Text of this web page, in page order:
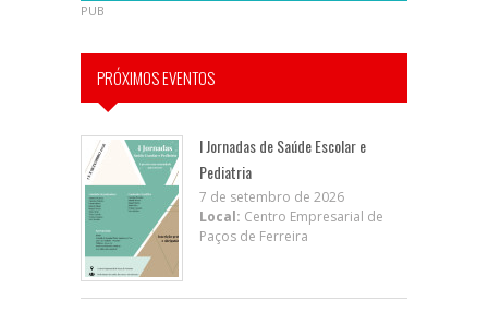
PUB
PRÓXIMOS EVENTOS
I Jornadas de Saúde Escolar e
Pediatria
7 de setembro de 2026
Local: Centro Empresarial de
Paços de Ferreira